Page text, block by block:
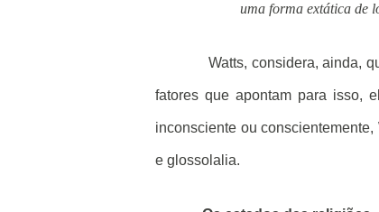
uma forma extática de
Watts, considera, ainda,
fatores que apontam para isso,
inconsciente ou
e glossolalia.